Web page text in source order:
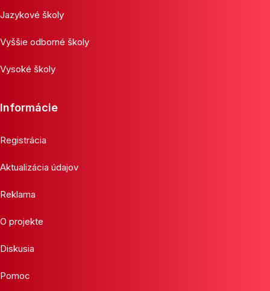
Jazykové školy
Vyššie odborné školy
Vysoké školy
Informácie
Registrácia
Aktualizácia údajov
Reklama
O projekte
Diskusia
Pomoc